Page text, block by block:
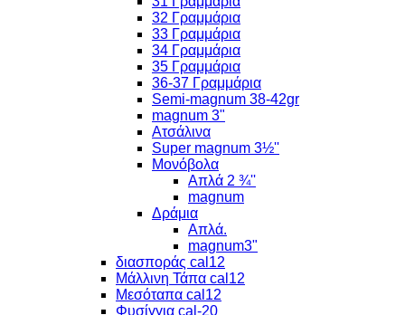
32 Γραμμάρια
33 Γραμμάρια
34 Γραμμάρια
35 Γραμμάρια
36-37 Γραμμάρια
Semi-magnum 38-42gr
magnum 3"
Ατσάλινα
Super magnum 3½''
Μονόβολα
Απλά 2 ¾''
magnum
Δράμια
Απλά.
magnum3"
διασποράς cal12
Μάλλινη Τάπα cal12
Μεσόταπα cal12
Φυσίγγια cal-20